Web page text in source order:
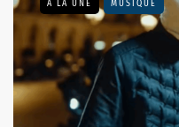
A LA UNE MUSIQUE